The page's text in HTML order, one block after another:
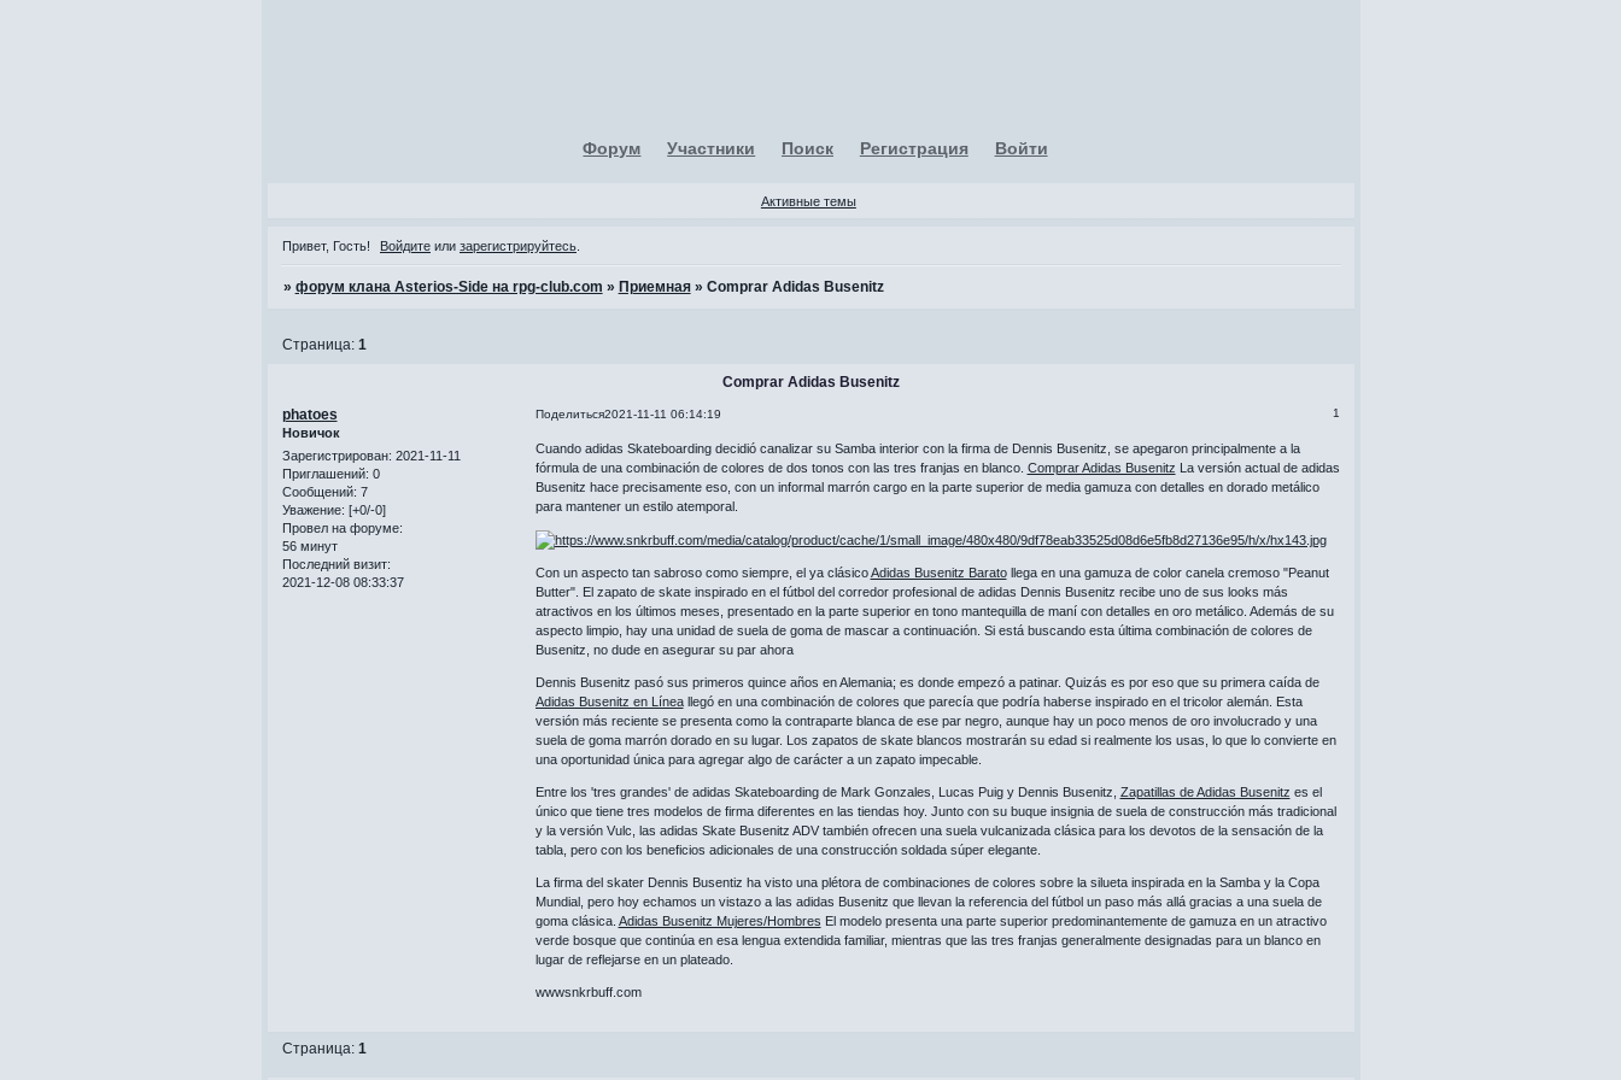
Форум Участники Поиск Регистрация Войти
Активные темы
Привет, Гость! Войдите или зарегистрируйтесь
» форум клана Asterios-Side на rpg-club.com » Приемная » Comprar Adidas Busenitz
Comprar Adidas Busenitz
Страница: 1
Поделиться 1
2021-11-11 06:14:19
phatoes
Новичок
Зарегистрирован: 2021-11-11
Приглашений: 0
Сообщений: 7
Уважение: [+0/-0]
Провел на форуме:
56 минут
Последний визит:
2021-12-08 08:33:37
Cuando adidas Skateboarding decidió canalizar su Samba interior con la firma de Dennis Busenitz, se apegaron principalmente a la
fórmula de una combinación de colores de dos tonos con las tres franjas en blanco. Comprar Adidas Busenitz La versión actual de adidas
Busenitz hace precisamente eso, con un informal marrón cargo en la parte superior de media gamuza con detalles en dorado metálico
para mantener un estilo atemporal.
Con un aspecto tan sabroso como siempre, el ya clásicoAdidas Busenitz Baratollega en una gamuza de color canela cremoso "Peanut
Butter". El zapato de skate inspirado en el fútbol del corredor profesional de adidas Dennis Busenitz recibe uno de sus looks más
atractivos en los últimos meses, presentado en la parte superior en tono mantequilla de maní con detalles en oro metálico. Además de su
aspecto limpio, hay una unidad de suela de goma de mascar a continuación. Si está buscando esta última combinación de colores de
Busenitz, no dude en asegurar su par ahora
Dennis Busenitz pasó sus primeros quince años en Alemania; es donde empezó a patinar. Quizás es por eso que su primera caída de
Adidas Busenitz en Líneallegó en una combinación de colores que parecía que podría haberse inspirado en el tricolor alemán. Esta
versión más reciente se presenta como la contraparte blanca de ese par negro, aunque hay un poco menos de oro involucrado y una
suela de goma marrón dorado en su lugar. Los zapatos de skate blancos mostrarán su edad si realmente los usas, lo que lo convierte en
una oportunidad única para agregar algo de carácter a un zapato impecable.
Entre los 'tres grandes' de adidas Skateboarding de Mark Gonzales, Lucas Puig y Dennis Busenitz, Zapatillas de Adidas Busenitz es el
único que tiene tres modelos de firma diferentes en las tiendas hoy. Junto con su buque insignia de suela de construcción más tradicional
y la versión Vulc, las adidas Skate Busenitz ADV también ofrecen una suela vulcanizada clásica para los devotos de la sensación de la
tabla, pero con los beneficios adicionales de una construcción soldada súper elegante.
La firma del skater Dennis Busentiz ha visto una plétora de combinaciones de colores sobre la silueta inspirada en la Samba y la Copa
Mundial, pero hoy echamos un vistazo a las adidas Busenitz que llevan la referencia del fútbol un paso más allá gracias a una suela de
goma clásica. Adidas Busenitz Mujeres/Hombres El modelo presenta una parte superior predominantemente de gamuza en un atractivo
verde bosque que continúa en esa lengua extendida familiar, mientras que las tres franjas generalmente designadas para un blanco en
lugar de reflejarse en un plateado.
wwwsnkrbuff.com
Страница: 1